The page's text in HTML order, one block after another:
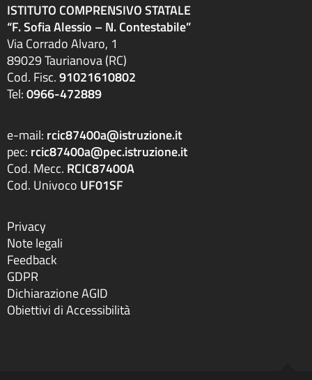
ISTITUTO COMPRENSIVO STATALE
“F. Sofia Alessio – N. Contestabile”
Via Corrado Alvaro, 1
89029 Taurianova (RC)
Cod. Fisc.91021610802
Tel:0966-472889
e-mail: rcic87400a@istruzione.it
pec: rcic87400a@pec.istruzione.it
Cod. Mecc. RCIC87400A
Cod. Univoco UF01SF
Privacy
Note legali
Feedback
GDPR
Dichiarazione AGID
Obiettivi di Accessibilità